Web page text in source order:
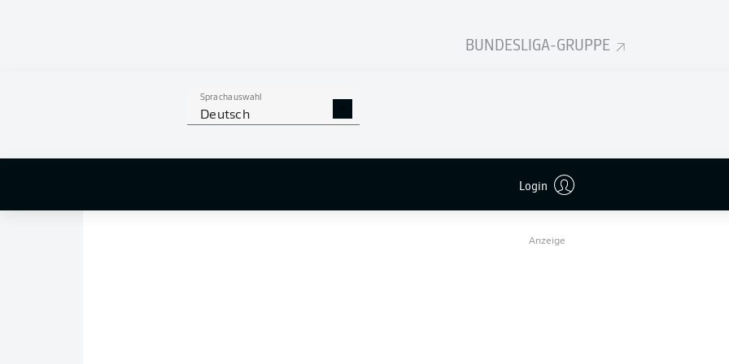
BUNDESLIGA-GRUPPE
Sprachauswahl
Deutsch
Login
44 LUKA
Anzeige